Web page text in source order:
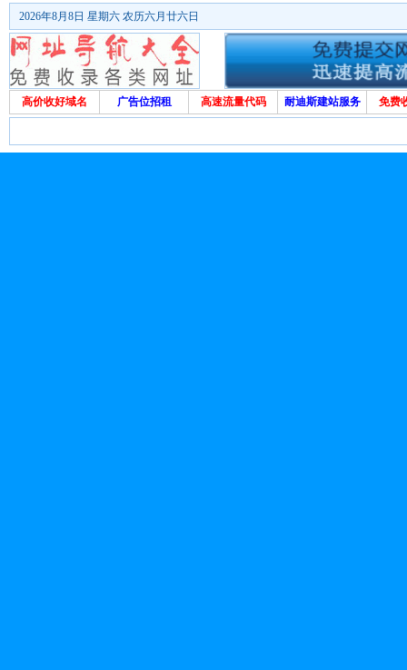
2026年8月8日 星期六 农历六月廿六日
高价收好域名 广告位招租 高速流量代码 耐迪斯建站服务 免费